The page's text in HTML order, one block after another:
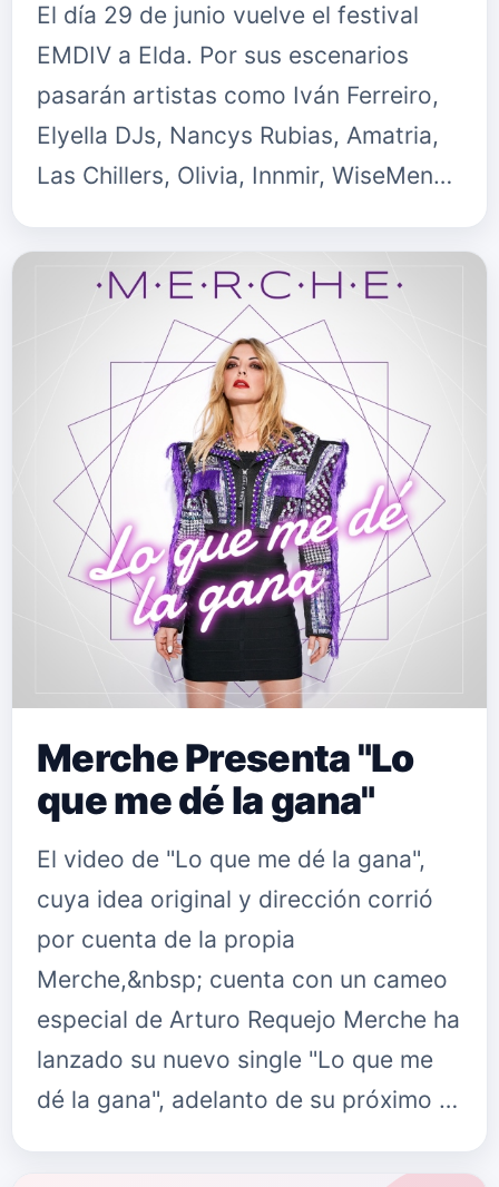
El día 29 de junio vuelve el festival
EMDIV a Elda. Por sus escenarios
pasarán artistas como Iván Ferreiro,
Elyella DJs, Nancys Rubias, Amatria,
Las Chillers, Olivia, Innmir, WiseMen
Mute. Ellos van poniénd…
Merche Presenta "Lo
que me dé la gana"
El video de "Lo que me dé la gana",
cuya idea original y dirección corrió
por cuenta de la propia
Merche,&nbsp; cuenta con un cameo
especial de Arturo Requejo Merche ha
lanzado su nuevo single "Lo que me
dé la gana", adelanto de su próximo …